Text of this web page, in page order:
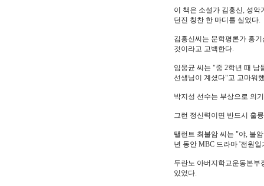
이 책은 소설가 김홍신, 성악
던진 칭찬 한 마디를 실었다.
김홍신씨는 문학평론가 홍
것이라고 고백한다.
임웅균 씨는 "중 2학년 때 남
선생님이 계셨다"고 고마워
박지성 선수는 부상으로 의
그런 정신력이면 반드시 훌
탤런트 최불암 씨는 "야, 불
년 동안 MBC 드라마 '전원
두란노 아버지학교운동본부
있었다.